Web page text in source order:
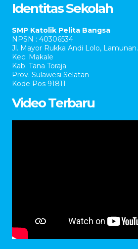
Identitas Sekolah
SMP Katolik Pelita Bangsa
NPSN : 40306534
Jl. Mayor Rukka Andi Lolo, Lamunan.
Kec. Makale
Kab. Tana Toraja
Prov. Sulawesi Selatan
Kode Pos 91811
Video Terbaru